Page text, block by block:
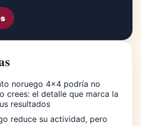
noruego 4×4 podría no
crees: el detalle que marca la
resultados
reduce su actividad, pero